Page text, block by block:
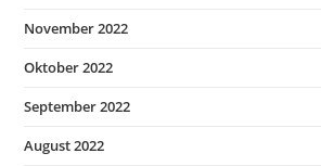
November 2022
Oktober 2022
September 2022
August 2022